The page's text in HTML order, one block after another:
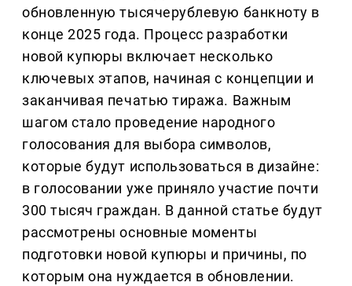
обновленную тысячерублевую банкноту в
конце 2025 года. Процесс разработки
новой купюры включает несколько
ключевых этапов, начиная с концепции и
заканчивая печатью тиража. Важным
шагом стало проведение народного
голосования для выбора символов,
которые будут использоваться в дизайне:
в голосовании уже приняло участие почти
300 тысяч граждан. В данной статье будут
рассмотрены основные моменты
подготовки новой купюры и причины, по
которым она нуждается в обновлении.